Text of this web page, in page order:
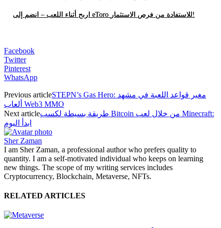
اربح أثناء اللعب – انضم إلى eToro للاستفادة من فرص الاستثمار!
Facebook
Twitter
Pinterest
WhatsApp
Previous articleSTEPN’s Gas Hero: مغير قواعد اللعبة في مشهد
ألعاب Web3 MMO
Next articleطريقة بسيطة لكسب Bitcoin من خلال لعب Minecraft:
ابدأ اليوم
Sher Zaman
I am Sher Zaman, a professional author who prefers quality to
quantity. I am a self-motivated individual who keeps on learning
new things. The scope of my writing services includes
Cryptocurrency, Blockchain, Metaverse, NFTs.
RELATED ARTICLES